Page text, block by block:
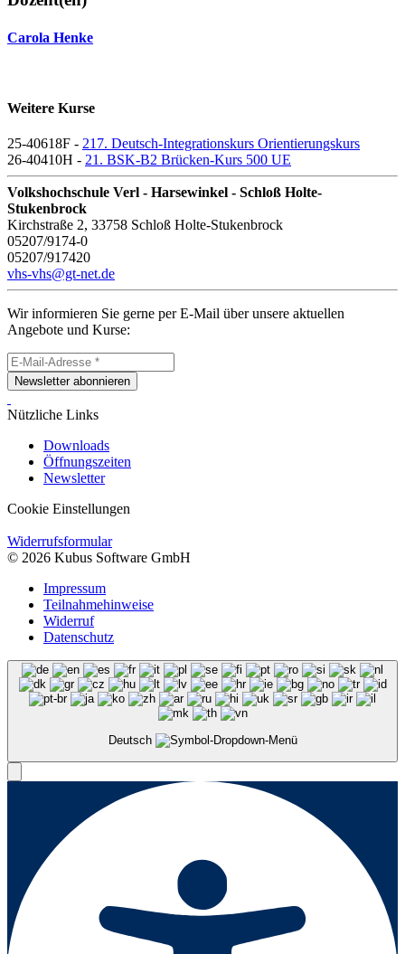
Carola Henke
Weitere Kurse
25-40618F - 217. Deutsch-Integrationskurs Orientierungskurs
26-40410H - 21. BSK-B2 Brücken-Kurs 500 UE
Volkshochschule Verl - Harsewinkel - Schloß Holte-
Stukenbrock
Kirchstraße 2, 33758 Schloß Holte-Stukenbrock
05207/9174-0
05207/917420
vhs-vhs@gt-net.de
Wir informieren Sie gerne per E-Mail über unsere aktuellen
Angebote und Kurse:
Newsletter abonnieren
Nützliche Links
Downloads
Öffnungszeiten
Newsletter
Cookie Einstellungen
Widerrufsformular
© 2026 Kubus Software GmbH
Impressum
Teilnahmehinweise
Widerruf
Datenschutz
Deutsch